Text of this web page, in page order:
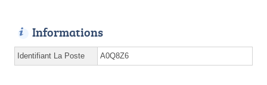
Informations
Identifiant La Poste A0Q8Z6